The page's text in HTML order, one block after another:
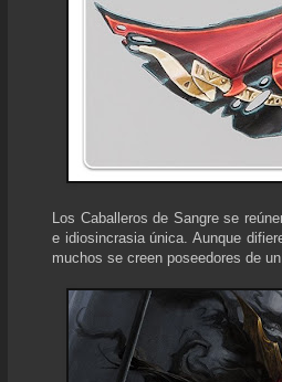
Los Caballeros de Sangre se
e idiosincrasia única. Aunque
muchos se creen poseedores de